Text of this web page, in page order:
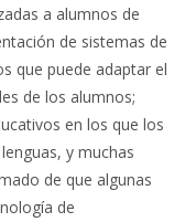
a alumnos de
de sistemas de
que puede adaptar el
de los alumnos;
en los que los
y muchas
de que algunas
de